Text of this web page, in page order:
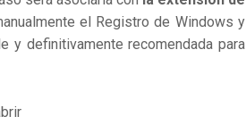
el Registro de Windows y
y definitivamente recomendada para